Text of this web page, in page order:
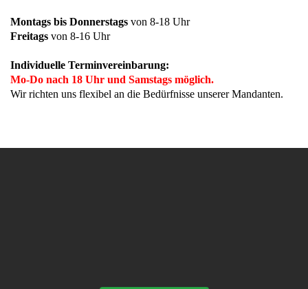
Montags bis Donnerstags von 8-18 Uhr
Freitags von 8-16 Uhr
Individuelle Terminvereinbarung:
Mo-Do nach 18 Uhr und Samstags möglich.
Wir richten uns flexibel an die Bedürfnisse unserer Mandanten.